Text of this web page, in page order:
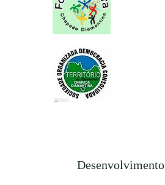
Desenvolvimento